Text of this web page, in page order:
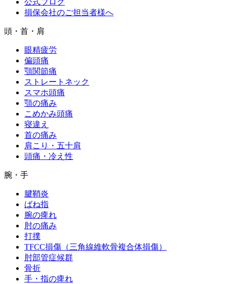
公式ブログ
損保会社のご担当者様へ
頭・首・肩
眼精疲労
偏頭痛
顎関節痛
ストレートネック
スマホ頭痛
顎の痛み
こめかみ頭痛
寝違え
首の痛み
肩こり・五十肩
頭痛・冷え性
腕・手
腱鞘炎
ばね指
腕の痺れ
肘の痛み
打撲
TFCC損傷（三角線維軟骨複合体損傷）
肘部管症候群
骨折
手・指の痺れ